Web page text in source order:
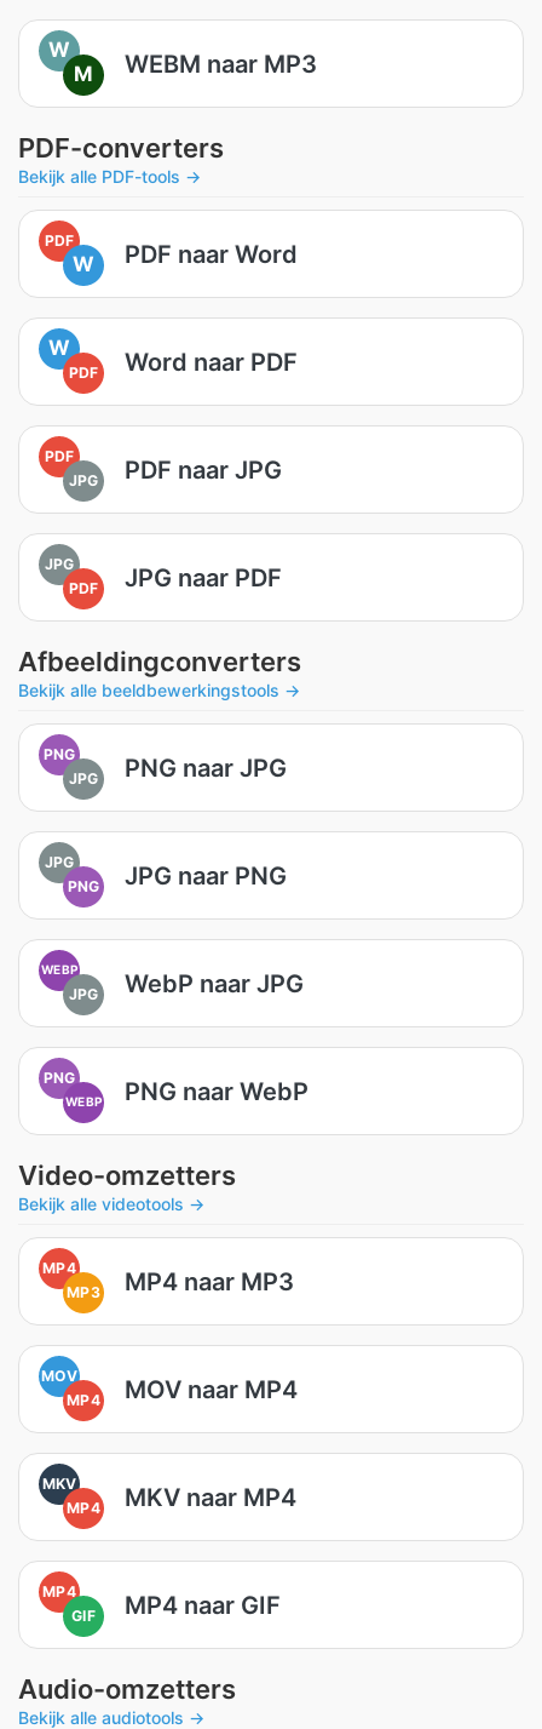
W
M
WEBM naar MP3
PDF-converters
Bekijk alle PDF-tools →
PDF
W PDF naar Word
W
PDF Word naar PDF
PDF
JPG
PDF naar JPG
JPG
PDF
JPG naar PDF
Afbeeldingconverters
Bekijk alle beeldbewerkingstools →
PNG
JPG
PNG naar JPG
JPG
PNG
JPG naar PNG
WEBP
JPG WebP naar JPG
PNG
WEBP PNG naar WebP
Video-omzetters
Bekijk alle videotools →
MP4
MP3
MP4 naar MP3
MOV
MP4
MOV naar MP4
MKV
MP4
MKV naar MP4
MP4
GIF
MP4 naar GIF
Audio-omzetters
Bekijk alle audiotools →